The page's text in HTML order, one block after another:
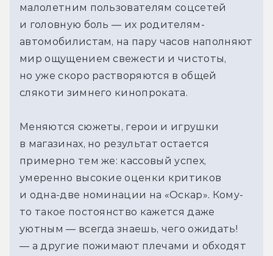
малолетним пользователям соцсетей
и головную боль — их родителям-
автомобилистам, на пару часов наполняют
мир ощущением свежести и чистоты,
но уже скоро растворяются в общей
слякоти зимнего кинопроката.
Меняются сюжеты, герои и игрушки
в магазинах, но результат остается
примерно тем же: кассовый успех,
умеренно высокие оценки критиков
и одна-две номинации на «Оскар». Кому-
то такое постоянство кажется даже
уютным — всегда знаешь, чего ожидать!
— а другие пожимают плечами и обходят